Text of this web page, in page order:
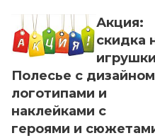
Акция:
скидка
игрушки
Полесье с
логотипами и
наклейками с
героями и